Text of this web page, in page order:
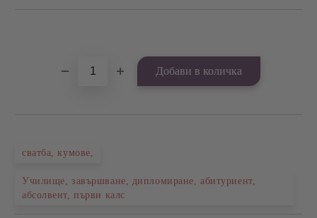
сватба, кумове,
Училище, завършване, дипломиране, абитуриент,
абсолвент, първи калс